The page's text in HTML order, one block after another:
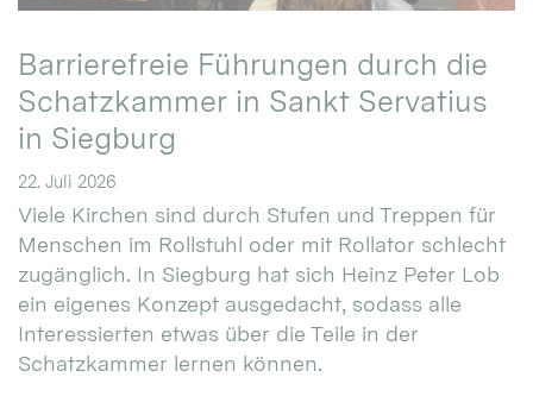
Barrierefreie Führungen durch die
Schatzkammer in Sankt Servatius
in Siegburg
22. Juli 2026
Viele Kirchen sind durch Stufen und Treppen für
Menschen im Rollstuhl oder mit Rollator schlecht
zugänglich. In Siegburg hat sich Heinz Peter Lob
ein eigenes Konzept ausgedacht, sodass alle
Interessierten etwas über die Teile in der
Schatzkammer lernen können.